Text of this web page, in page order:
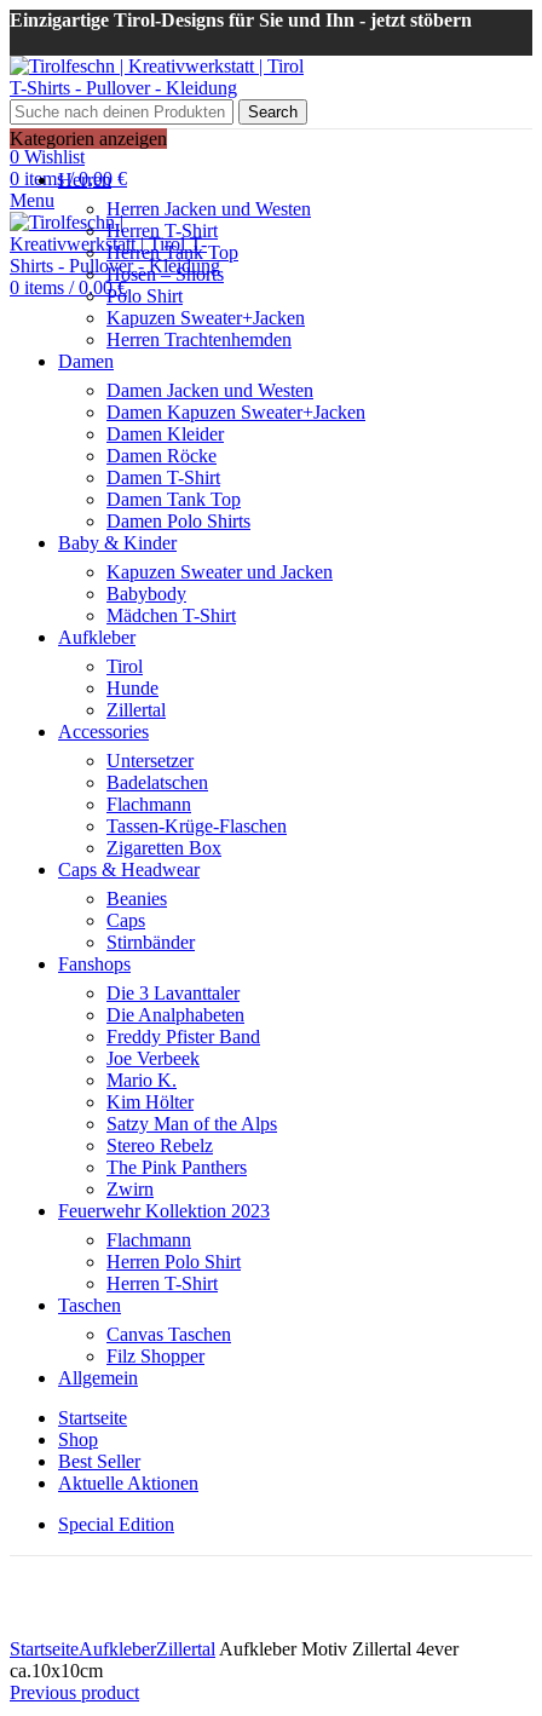
Einzigartige Tirol-Designs für Sie und Ihn - jetzt stöbern
Search
Login / Register
0 Wishlist
0 items / 0,00 €
Menu
0 items / 0,00€
Kategorien anzeigen
Herren
Herren Jacken und Westen
Herren T-Shirt
Herren Tank Top
Hosen – Shorts
Polo Shirt
Kapuzen Sweater+Jacken
Herren Trachtenhemden
Damen
Damen Jacken und Westen
Damen Kapuzen Sweater+Jacken
Damen Kleider
Damen Röcke
Damen T-Shirt
Damen Tank Top
Damen Polo Shirts
Baby & Kinder
Kapuzen Sweater und Jacken
Babybody
Mädchen T-Shirt
Aufkleber
Tirol
Hunde
Zillertal
Accessories
Untersetzer
Badelatschen
Flachmann
Tassen-Krüge-Flaschen
Zigaretten Box
Caps & Headwear
Beanies
Caps
Stirnbänder
Fanshops
Die 3 Lavanttaler
Die Analphabeten
Freddy Pfister Band
Joe Verbeek
Mario K.
Kim Hölter
Satzy Man of the Alps
Stereo Rebelz
The Pink Panthers
Zwirn
Feuerwehr Kollektion 2023
Flachmann
Herren Polo Shirt
Herren T-Shirt
Taschen
Canvas Taschen
Filz Shopper
Allgemein
Startseite
Shop
Best Seller
Aktuelle Aktionen
Special Edition
StartseiteAufkleberZillertal Aufkleber Motiv Zillertal 4ever
ca.10x10cm
Previous product